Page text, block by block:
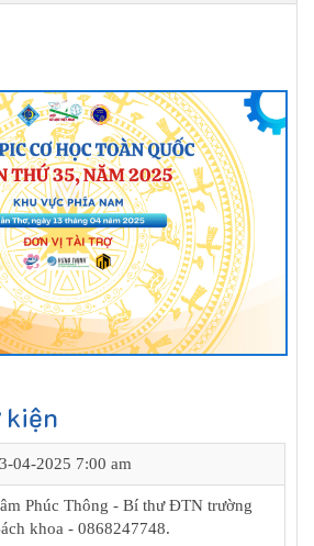
kiện
04-2025 7:00 am
Phúc Thông - Bí thư ĐTN trường
khoa - 0868247748.